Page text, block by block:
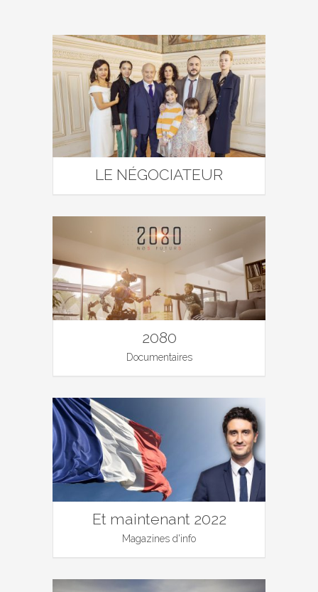
LE NÉGOCIATEUR
2080
Documentaires
Et maintenant 2022
Magazines d'info